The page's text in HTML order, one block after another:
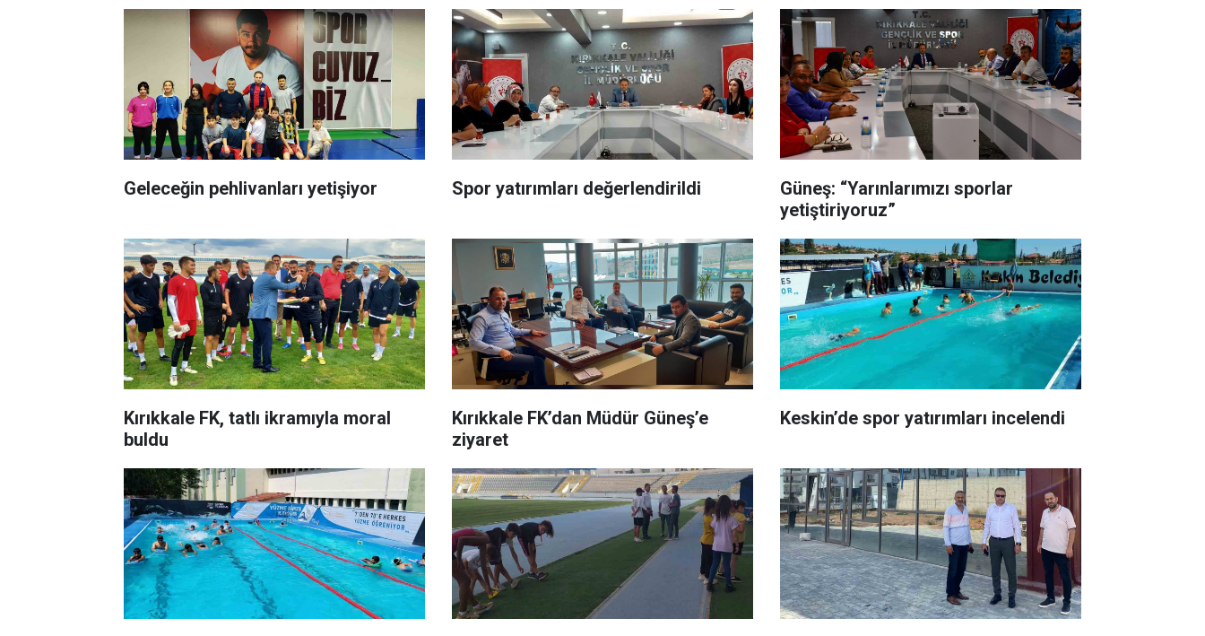
Geleceğin pehlivanları yetişiyor Spor yatırımları değerlendirildi
Güneş: “Yarınlarımızı sporlar
yetiştiriyoruz”
Kırıkkale FK, tatlı ikramıyla moral
buldu
Kırıkkale FK’dan Müdür Güneş’e
ziyaret
Keskin’de spor yatırımları incelendi